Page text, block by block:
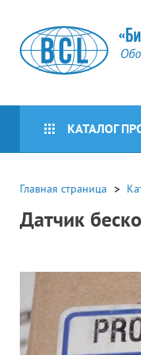
КАТАЛОГ
Оборудование
упаковочных
оборудование
Пресс-
Приборы КИПиА
контроллеры и
автоматизации
Подготовка
Главная страница
Датчик